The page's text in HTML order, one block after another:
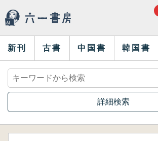
新刊 古書 中国書 韓国書
詳細検索